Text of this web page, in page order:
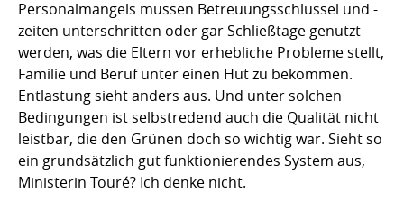
Personalmangels müssen Betreuungsschlüssel und -
zeiten unterschritten oder gar Schließtage genutzt
werden, was die Eltern vor erhebliche Probleme stellt,
Familie und Beruf unter einen Hut zu bekommen.
Entlastung sieht anders aus. Und unter solchen
Bedingungen ist selbstredend auch die Qualität nicht
leistbar, die den Grünen doch so wichtig war. Sieht so
ein grundsätzlich gut funktionierendes System aus,
Ministerin Touré? Ich denke nicht.